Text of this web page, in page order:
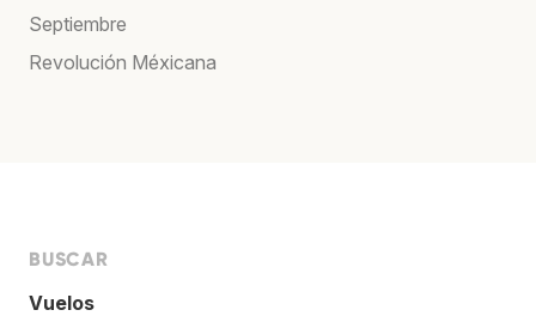
Septiembre
Revolución Méxicana
BUSCAR
Vuelos